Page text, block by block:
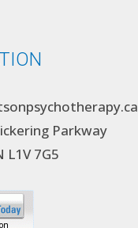
Parkway
L1V 7G5